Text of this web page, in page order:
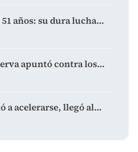
años: su dura lucha…
apuntó contra los…
a acelerarse, llegó al…